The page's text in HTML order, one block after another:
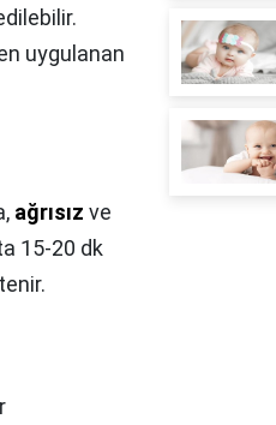
uygulanan
ağrısız ve
15-20 dk